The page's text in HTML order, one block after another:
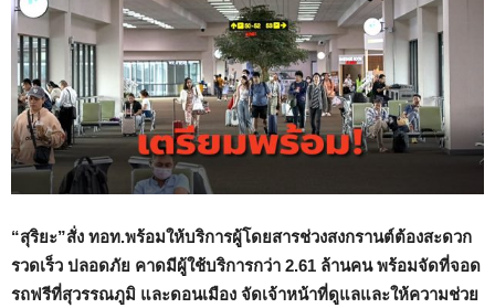
“สุริยะ”สั่ง ทอท.พร้อมให้บริการผู้โดยสารช่วงสงกรานต์ต้องสะดวก
รวดเร็ว ปลอดภัย คาดมีผู้ใช้บริการกว่า 2.61 ล้านคน พร้อมจัดที่จอด
รถฟรีที่สุวรรณภูมิ และดอนเมือง จัดเจ้าหน้าที่ดูแลและให้ความช่วย